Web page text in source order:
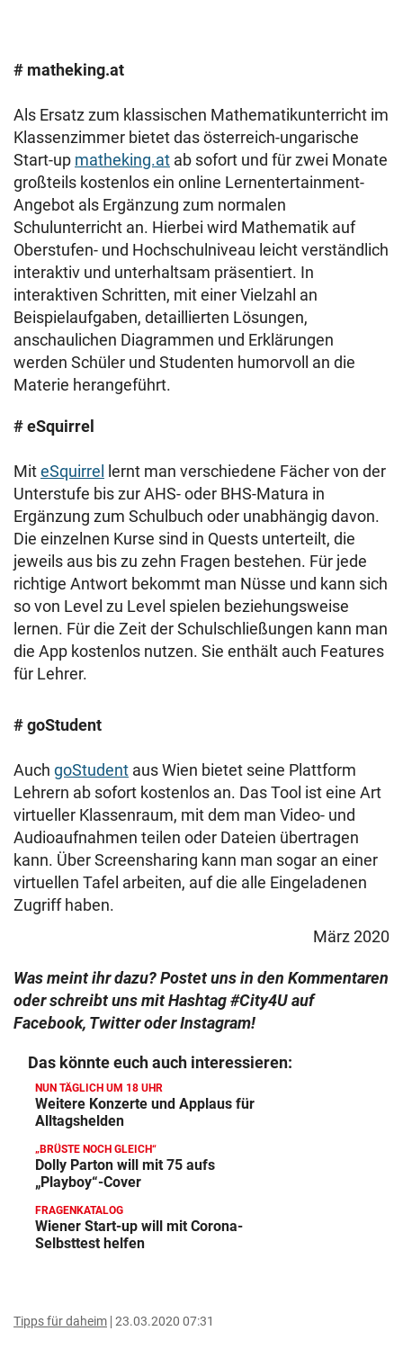
# matheking.at
Als Ersatz zum klassischen Mathematikunterricht im
Klassenzimmer bietet das österreich-ungarische
Start-up matheking.at ab sofort und für zwei Monate
großteils kostenlos ein online Lernentertainment-
Angebot als Ergänzung zum normalen
Schulunterricht an. Hierbei wird Mathematik auf
Oberstufen- und Hochschulniveau leicht verständlich
interaktiv und unterhaltsam präsentiert. In
interaktiven Schritten, mit einer Vielzahl an
Beispielaufgaben, detaillierten Lösungen,
anschaulichen Diagrammen und Erklärungen
werden Schüler und Studenten humorvoll an die
Materie herangeführt.
# eSquirrel
MiteSquirrel
lernt man verschiedene Fächer von der
Unterstufe bis zur AHS- oder BHS-Matura in
Ergänzung zum Schulbuch oder unabhängig davon.
Die einzelnen Kurse sind in Quests unterteilt, die
jeweils aus bis zu zehn Fragen bestehen. Für jede
richtige Antwort bekommt man Nüsse und kann sich
so von Level zu Level spielen beziehungsweise
lernen. Für die Zeit der Schulschließungen kann man
die App kostenlos nutzen. Sie enthält auch Features
für Lehrer.
# goStudent
Auch goStudent aus Wien bietet seine Plattform
Lehrern ab sofort kostenlos an. Das Tool ist eine Art
virtueller Klassenraum, mit dem man Video- und
Audioaufnahmen teilen oder Dateien übertragen
kann. Über Screensharing kann man sogar an einer
virtuellen Tafel arbeiten, auf die alle Eingeladenen
Zugriff haben.
März 2020
Was meint ihr dazu? Postet uns in den Kommentaren
oder schreibt uns mit Hashtag #City4U auf
Facebook, Twitter oder Instagram!
Das könnte euch auch interessieren:
NUN TÄGLICH UM 18 UHR
Weitere Konzerte und Applaus für
Alltagshelden
„BRÜSTE NOCH GLEICH“
Dolly Parton will mit 75 aufs
„Playboy“-Cover
FRAGENKATALOG
Wiener Start-up will mit Corona-
Selbsttest helfen
Tipps für daheim 23.03.2020 07:31